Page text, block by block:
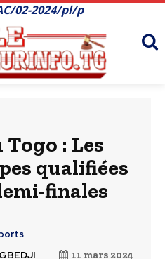
02-2024/pl/p
: Les
qualifiées
finales
11 mars 2024